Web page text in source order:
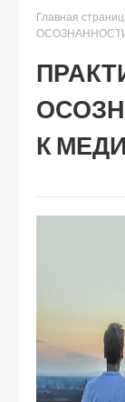
Главная
К